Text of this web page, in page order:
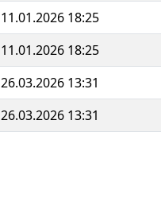
11.01.2026 18:25
11.01.2026 18:25
26.03.2026 13:31
26.03.2026 13:31